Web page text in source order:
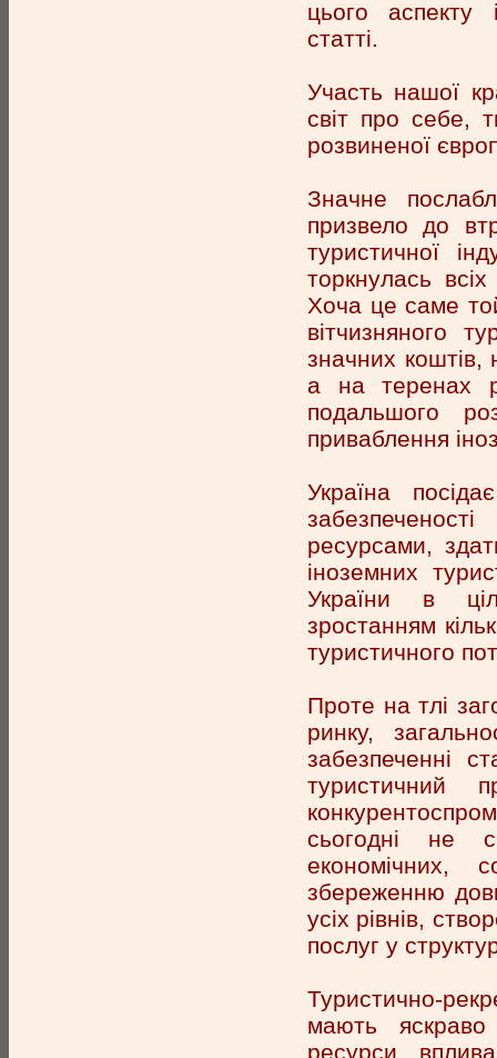
цього
статті.
Участь нашої
світ про себе,
розвиненої
Значне
призвело до
туристичної
торкнулась
Хоча це саме
вітчизняного
значних коштів,
а на теренах
подальшого
приваблення
Україна
ресурсами,
іноземних
України в
зростанням
туристичного
Проте на тлі
ринку,
забезпеченні
туристичний
сьогодні не
економічних,
збереженню
усіх рівнів,
послуг у
Туристично-
мають
ресурси